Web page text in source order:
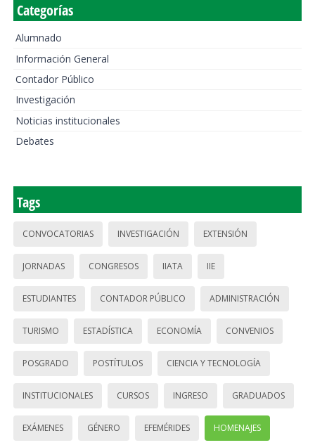
Categorías
Alumnado
Información General
Contador Público
Investigación
Noticias institucionales
Debates
Tags
CONVOCATORIAS INVESTIGACIÓN EXTENSIÓN
JORNADAS CONGRESOS IIATA IIE
ESTUDIANTES CONTADOR PÚBLICO ADMINISTRACIÓN
TURISMO ESTADÍSTICA ECONOMÍA CONVENIOS
POSGRADO POSTÍTULOS CIENCIA Y TECNOLOGÍA
INSTITUCIONALES CURSOS INGRESO GRADUADOS
EXÁMENES GÉNERO EFEMÉRIDES HOMENAJES